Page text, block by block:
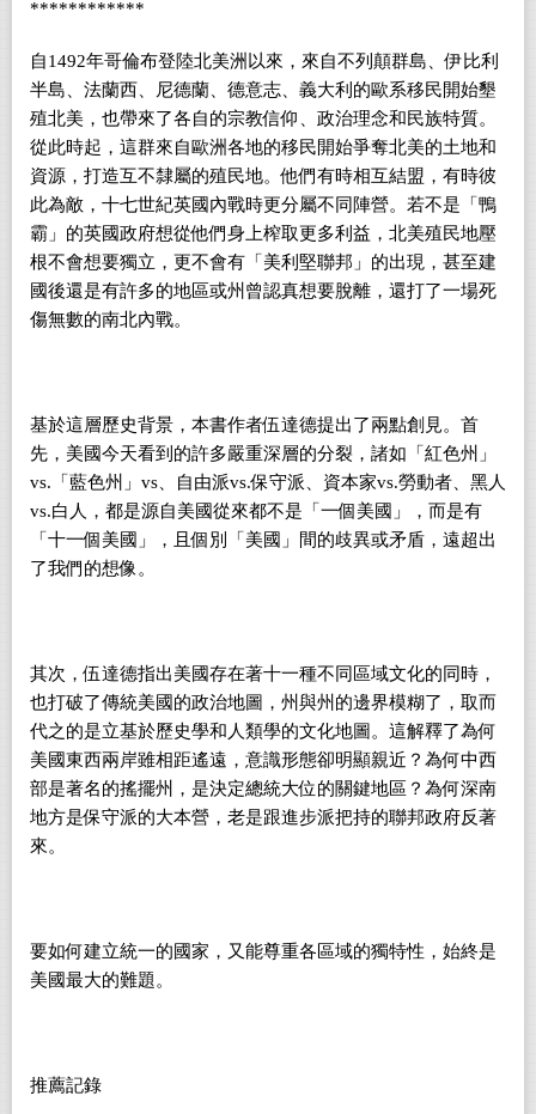
************
自1492年哥倫布登陸北美洲以來，來自不列顛群島、伊比利
半島、法蘭西、尼德蘭、德意志、義大利的歐系移民開始墾
殖北美，也帶來了各自的宗教信仰、政治理念和民族特質。
從此時起，這群來自歐洲各地的移民開始爭奪北美的土地和
資源，打造互不隸屬的殖民地。他們有時相互結盟，有時彼
此為敵，十七世紀英國內戰時更分屬不同陣營。若不是「鴨
霸」的英國政府想從他們身上榨取更多利益，北美殖民地壓
根不會想要獨立，更不會有「美利堅聯邦」的出現，甚至建
國後還是有許多的地區或州曾認真想要脫離，還打了一場死
傷無數的南北內戰。
基於這層歷史背景，本書作者伍達德提出了兩點創見。首
先，美國今天看到的許多嚴重深層的分裂，諸如「紅色州」
vs.「藍色州」vs、自由派vs.保守派、資本家vs.勞動者、黑人
vs.白人，都是源自美國從來都不是「一個美國」，而是有
「十一個美國」，且個別「美國」間的歧異或矛盾，遠超出
了我們的想像。
其次，伍達德指出美國存在著十一種不同區域文化的同時，
也打破了傳統美國的政治地圖，州與州的邊界模糊了，取而
代之的是立基於歷史學和人類學的文化地圖。這解釋了為何
美國東西兩岸雖相距遙遠，意識形態卻明顯親近？為何中西
部是著名的搖擺州，是決定總統大位的關鍵地區？為何深南
地方是保守派的大本營，老是跟進步派把持的聯邦政府反著
來。
要如何建立統一的國家，又能尊重各區域的獨特性，始終是
美國最大的難題。
推薦記錄